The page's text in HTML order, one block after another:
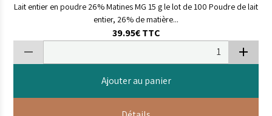
Lait entier en poudre 26% Matines MG 15 g le lot de 100 Poudre de lait
entier, 26% de matière...
39.95€TTC
Ajouter au panier